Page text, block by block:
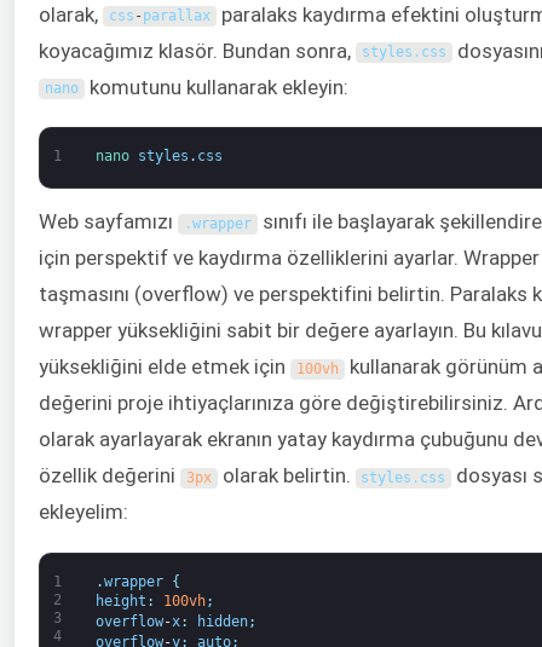
olarak,
css - parallax paralaks kaydırma efektini
koyacağımız klasör. Bundan sonra,
styles . css
nano komutunu kullanarak ekleyin:
1 nano styles . css
Web sayfamızı .wrapper sınıfı ile başlayarak
için perspektif ve kaydırma özelliklerini ayarlar. Wrapper
taşmasını (overflow) ve perspektifini belirtin. Paralaks
wrapper yüksekliğini sabit bir değere ayarlayın. Bu
yüksekliğini elde etmek için
100vh kullanarak görünüm
değerini proje ihtiyaçlarınıza göre değiştirebilirsiniz.
olarak ayarlayarak ekranın yatay kaydırma çubuğunu
özellik değerini
3px olarak belirtin. styles . css
dosyası
ekleyelim:
1
2
3
4
.wrapper
{
height : 100vh;
overflow-x: hidden;
overflow-y: auto;